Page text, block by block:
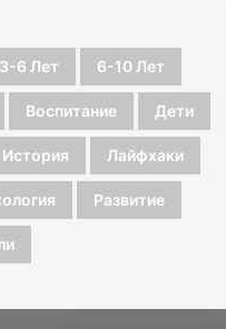
3-6 Лет 6-10 Лет
Воспитание Дети
История Лайфхаки
Развитие